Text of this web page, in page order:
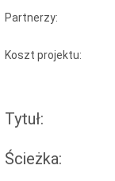
Partnerzy:
Koszt projektu:
Tytuł:
Ścieżka: